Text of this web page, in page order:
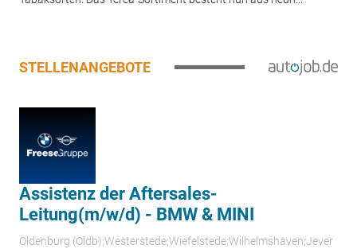
STELLENANGEBOTE
Assistenz der Aftersales-
Leitung(m/w/d) - BMW & MINI
Oldenburg (Oldb);Westerstede;Wiefelstede;Wilhelmshaven;Jever